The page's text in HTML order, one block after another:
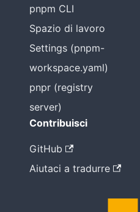
pnpm CLI
Spazio di lavoro
Settings (pnpm-
workspace.yaml)
pnpr (registry
server)
Contribuisci
GitHub
Aiutaci a tradurre